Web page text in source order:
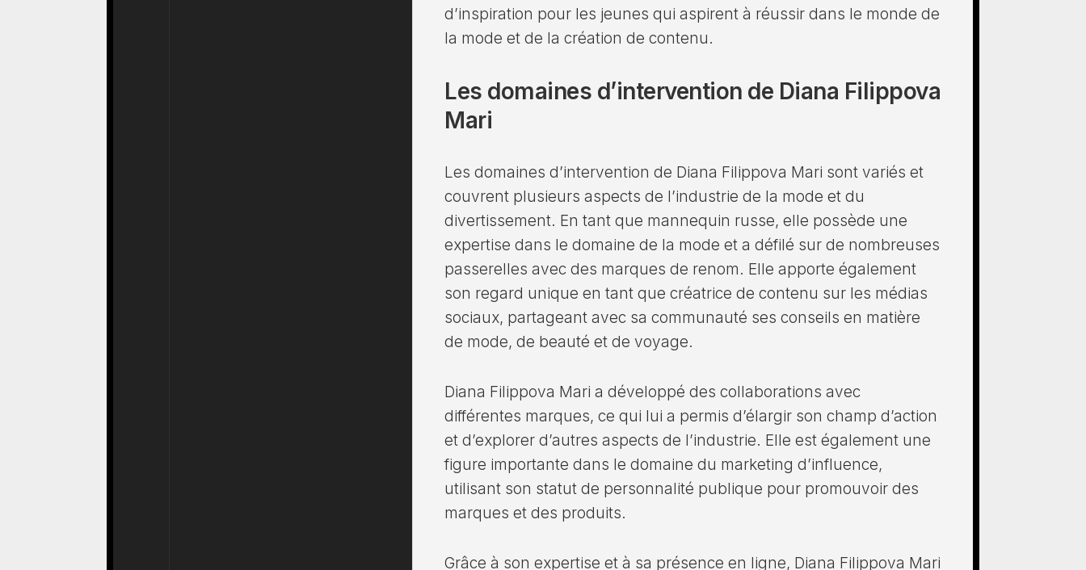
d’inspiration pour les jeunes qui aspirent à réussir dans le monde de
la mode et de la création de contenu.
Les domaines d’intervention de Diana Filippova
Mari
Les domaines d’intervention de Diana Filippova Mari sont variés et
couvrent plusieurs aspects de l’industrie de la mode et du
divertissement. En tant que mannequin russe, elle possède une
expertise dans le domaine de la mode et a défilé sur de nombreuses
passerelles avec des marques de renom. Elle apporte également
son regard unique en tant que créatrice de contenu sur les médias
sociaux, partageant avec sa communauté ses conseils en matière
de mode, de beauté et de voyage.
Diana Filippova Mari a développé des collaborations avec
différentes marques, ce qui lui a permis d’élargir son champ d’action
et d’explorer d’autres aspects de l’industrie. Elle est également une
figure importante dans le domaine du marketing d’influence,
utilisant son statut de personnalité publique pour promouvoir des
marques et des produits.
Grâce à son expertise et à sa présence en ligne, Diana Filippova Mari